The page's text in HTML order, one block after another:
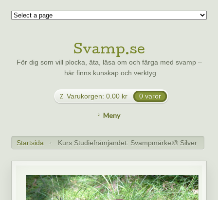
Svamp.se
För dig som vill plocka, äta, läsa om och färga med svamp –
här finns kunskap och verktyg
Varukorgen: 0.00 kr 0 varor
Meny
Startsida > Kurs Studiefrämjandet: Svampmärket® Silver